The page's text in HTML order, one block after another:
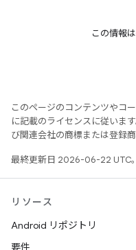
この情報
このページのコンテンツやコー
に記載のライセンスに従いま
び関連会社の商標または登録商
最終更新日 2026-06-22 UTC。
リソース
Android リポジトリ
要件